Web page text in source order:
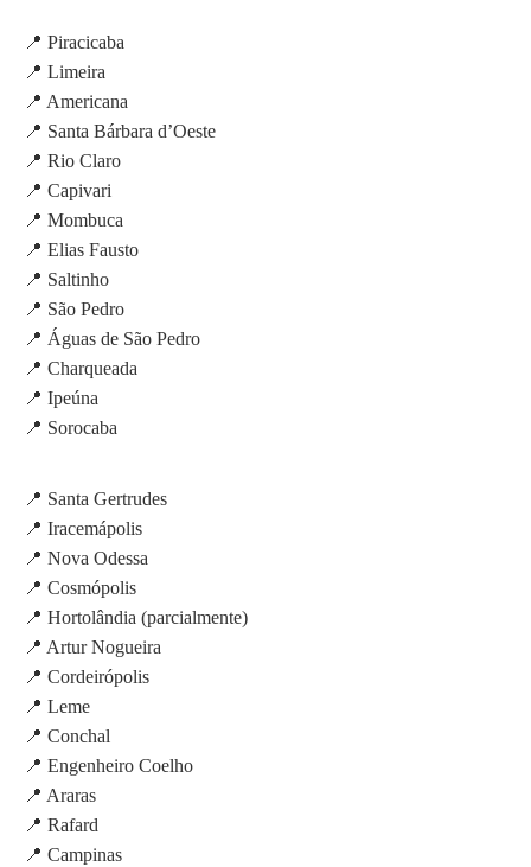
📍 Piracicaba
📍 Limeira
📍 Americana
📍 Santa Bárbara d’Oeste
📍 Rio Claro
📍 Capivari
📍 Mombuca
📍 Elias Fausto
📍 Saltinho
📍 São Pedro
📍 Águas de São Pedro
📍 Charqueada
📍 Ipeúna
📍 Sorocaba
📍 Santa Gertrudes
📍 Iracemápolis
📍 Nova Odessa
📍 Cosmópolis
📍 Hortolândia (parcialmente)
📍 Artur Nogueira
📍 Cordeirópolis
📍 Leme
📍 Conchal
📍 Engenheiro Coelho
📍 Araras
📍 Rafard
📍 Campinas